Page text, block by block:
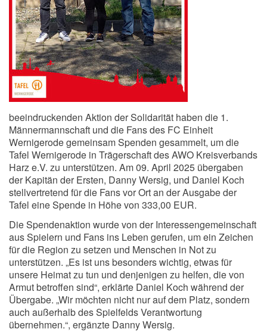
beeindruckenden Aktion der Solidarität haben die 1.
Männermannschaft und die Fans des FC Einheit
Wernigerode gemeinsam Spenden gesammelt, um die
Tafel Wernigerode in Trägerschaft des AWO Kreisverbands
Harz e.V. zu unterstützen. Am 09. April 2025 übergaben
der Kapitän der Ersten, Danny Wersig, und Daniel Koch
stellvertretend für die Fans vor Ort an der Ausgabe der
Tafel eine Spende in Höhe von 333,00 EUR.
Die Spendenaktion wurde von der Interessengemeinschaft
aus Spielern und Fans ins Leben gerufen, um ein Zeichen
für die Region zu setzen und Menschen in Not zu
unterstützen. „Es ist uns besonders wichtig, etwas für
unsere Heimat zu tun und denjenigen zu helfen, die von
Armut betroffen sind“, erklärte Daniel Koch während der
Übergabe. „Wir möchten nicht nur auf dem Platz, sondern
auch außerhalb des Spielfelds Verantwortung
übernehmen.“, ergänzte Danny Wersig.